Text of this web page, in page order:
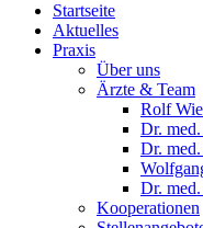
Start­seite
Aktuelles
Prax­is
Über uns
Ärzte & Team
Rolf
Dr.
Dr.
Dr.
Koop­er­a­tio­nen